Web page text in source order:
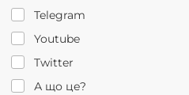
Telegram
Youtube
Twitter
А що це?